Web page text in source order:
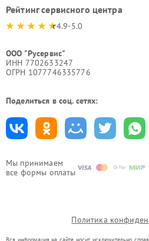
Мы принимаем
все формы оплаты
Рейтинг сервисного центра
4.9-5.0
ООО "Русервис"
ИНН 7702633247
ОГРН 1077746335776
Поделиться в соц. сетях:
Политика
Вся информация на сайте носит исключительно